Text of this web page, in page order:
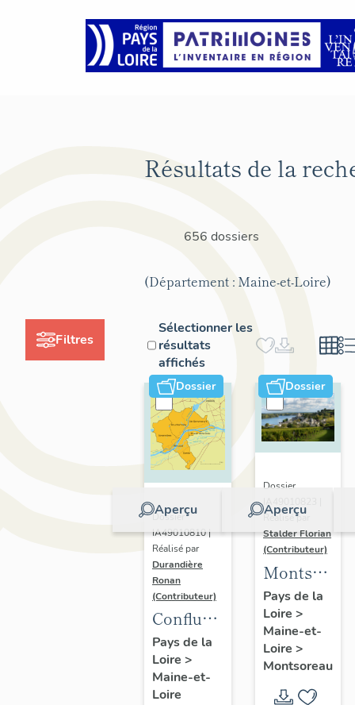
Filtres
Résultats de la
656 dossiers
(Département : Maine-et-Loire)
Sélectionner les
résultats
affichés
Dossier
Aperçu
Dossier
IA49010810 |
Réalisé par
Durandière
Ronan
(Contributeur)
Confluence
Maine-
Loire :
présentation
Pays de la
Loire >
Maine-et-
Loire
Dossier
Aperçu
Dossier
IA49010823 |
Réalisé par
Stalder Florian
(Contributeur)
Montsoreau
:
de la
commune
Pays de la
Loire >
Maine-et-
Loire >
Montsoreau